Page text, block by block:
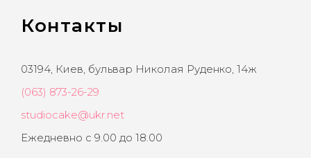
Контакты
03194, Киев, бульвар Николая Руденко, 14ж
(063) 873-26-29
studiocake@ukr.net
Ежедневно с 9.00 до 18.00